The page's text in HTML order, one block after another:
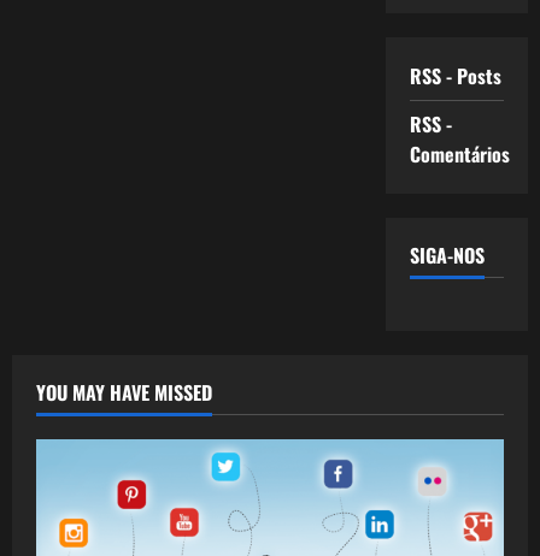
RSS - Posts
RSS -
Comentários
SIGA-NOS
YOU MAY HAVE MISSED